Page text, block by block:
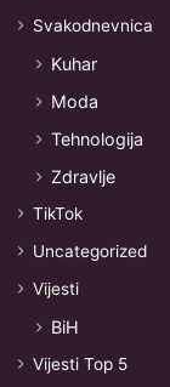
Svakodnevnica
Kuhar
Moda
Tehnologija
Zdravlje
TikTok
Uncategorized
Vijesti
BiH
Vijesti Top 5